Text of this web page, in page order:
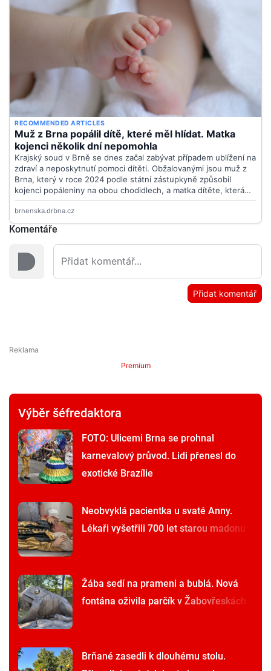
Komentáře
Přidat komentář
Premium
Výběr šéfredaktora
FOTO: Ulicemi Brna se prohnal
karnevalový průvod. Lidi přenesl do
exotické Brazílie
Neobvyklá pacientka u svaté Anny.
Lékaři vyšetřili 700 let starou madonu
Žába sedí na prameni a bublá. Nová
fontána oživila parčík v Žabovřeskách
Brňané zasedli k dlouhému stolu.